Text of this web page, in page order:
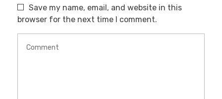
Save my name, email, and website in this
browser for the next time I comment.